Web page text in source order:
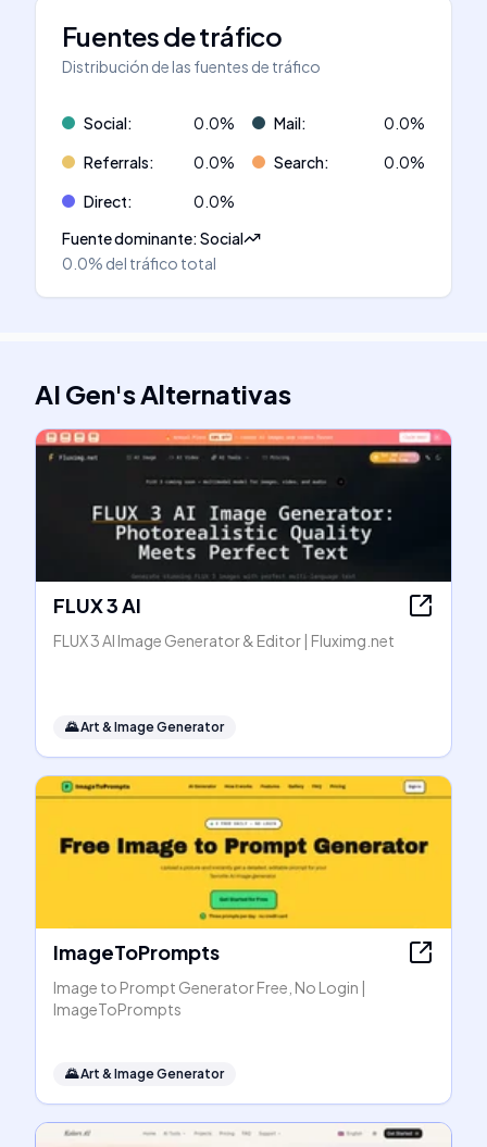
Fuentes de tráfico
Distribución de las fuentes de tráfico
Social: 0.0% Mail: 0.0%
Referrals: 0.0% Search: 0.0%
Direct: 0.0%
Fuente dominante:Social
0.0% del tráfico total
AI Gen'sAlternativas
FLUX 3 AI
FLUX 3 AI Image Generator & Editor | Fluximg.net
🌄Art & Image Generator
ImageToPrompts
Image to Prompt Generator Free, No Login |
ImageToPrompts
🌄Art & Image Generator